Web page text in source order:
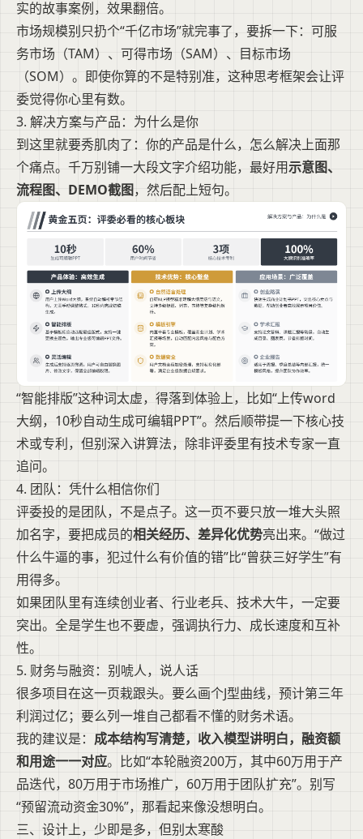
实的故事案例，效果翻倍。
市场规模别只扔个“千亿市场”就完事了，要拆一下：可服
务市场（TAM）、可得市场（SAM）、目标市场
（SOM）。即使你算的不是特别准，这种思考框架会让评
委觉得你心里有数。
3. 解决方案与产品：为什么是你
到这里就要秀肌肉了：你的产品是什么，怎么解决上面那
个痛点。千万别铺一大段文字介绍功能，最好用示意图、
流程图、DEMO截图，然后配上短句。
“智能排版”这种词太虚，得落到体验上，比如“上传word
大纲，10秒自动生成可编辑PPT”。然后顺带提一下核心技
术或专利，但别深入讲算法，除非评委里有技术专家一直
追问。
4. 团队：凭什么相信你们
评委投的是团队，不是点子。这一页不要只放一堆大头照
加名字，要把成员的相关经历、差异化优势亮出来。“做过
什么牛逼的事，犯过什么有价值的错”比“曾获三好学生”有
用得多。
如果团队里有连续创业者、行业老兵、技术大牛，一定要
突出。全是学生也不要虚，强调执行力、成长速度和互补
性。
5. 财务与融资：别唬人，说人话
很多项目在这一页栽跟头。要么画个J型曲线，预计第三年
利润过亿；要么列一堆自己都看不懂的财务术语。
我的建议是： 成本结构写清楚，收入模型讲明白，融资额
和用途一一对应。比如“本轮融资200万，其中60万用于产
品迭代，80万用于市场推广，60万用于团队扩充”。别写
“预留流动资金30%”，那看起来像没想明白。
三、设计上，少即是多，但别太寒酸